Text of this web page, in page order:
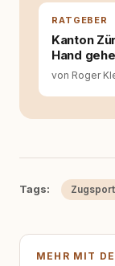
RATGEBER
Kanton
Hand
von Roger
Tags: Zugsport
MEHR MIT